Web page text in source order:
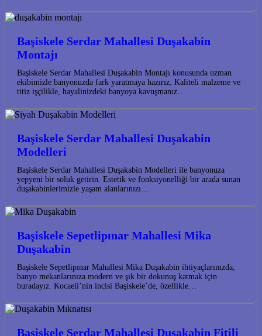
Başiskele Serdar Mahallesi Duşakabin
Montajı
Başiskele Serdar Mahallesi Duşakabin Montajı konusunda uzman
ekibimizle banyonuzda fark yaratmaya hazırız. Kaliteli malzeme ve
titiz işçilikle, hayalinizdeki banyoya kavuşmanız…
Başiskele Serdar Mahallesi Duşakabin
Modelleri
Başiskele Serdar Mahallesi Duşakabin Modelleri ile banyonuza
yepyeni bir soluk getirin. Estetik ve fonksiyonelliği bir arada sunan
duşakabinlerimizle yaşam alanlarınızı…
Başiskele Sepetlipınar Mahallesi Mika
Duşakabin
Başiskele Sepetlipınar Mahallesi Mika Duşakabin ihtiyaçlarınızda,
banyo mekanlarınıza modern ve şık bir dokunuş katmak için
buradayız. Kocaeli’nin incisi Başiskele’de, özellikle…
Başiskele Serdar Mahallesi Duşakabin Fitili